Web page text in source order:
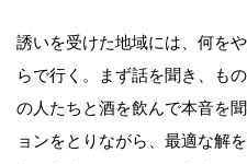
誘いを受けた地域には、何を
らで行く。まず話を聞き、も
の人たちと酒を飲んで本音を
ョンをとりながら、最適な解